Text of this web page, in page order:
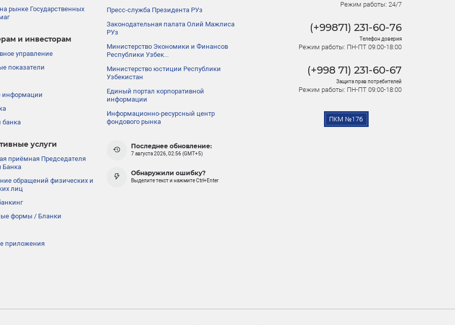
рынке Государственных
и инвесторам
управление
показатели
информации
банка
услуги
приёмная Председателя
Банка
обращений физических и
лиц
формы / Бланки
приложения
Пресс-служба Президента РУз
Законодательная палата Олий Мажлиса
РУз
Министерство Экономики и Финансов
Республики Узбек...
Министерство юстиции Республики
Узбекистан
Единый портал корпоративной
информации
Информационно-ресурсный центр
фондового рынка
Последнее обновление:
7 августа 2026, 02:56 (GMT+5)
Обнаружили ошибку?
Выделите текст и нажмите Ctrl+Enter
Режим работы: 24/7
(+99871) 231-60-76
Телефон доверия
Режим работы: ПН-ПТ 09:00-18:00
(+998 71) 231-60-67
Защита прав потребителей
Режим работы: ПН-ПТ 09:00-18:00